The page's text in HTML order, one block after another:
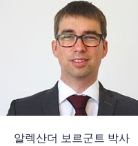
알렉산더 보르군트 박사